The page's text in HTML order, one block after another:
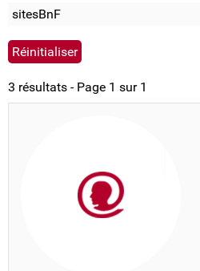
sitesBnF
3 résultats - Page 1 sur 1